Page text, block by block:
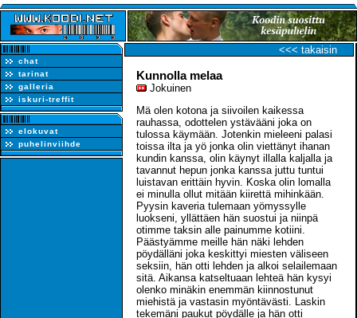
chat
tarinat
galleria
iskuri-treffit
elokuvat
puhelinviihde
<<< takaisin
Kunnolla melaa
Jokuinen
Mä olen kotona ja siivoilen kaikessa
rauhassa, odottelen ystävääni joka on
tulossa käymään. Jotenkin mieleeni palasi
toissa ilta ja yö jonka olin viettänyt ihanan
kundin kanssa, olin käynyt illalla kaljalla ja
tavannut hepun jonka kanssa juttu tuntui
luistavan erittäin hyvin. Koska olin lomalla
ei minulla ollut mitään kiirettä mihinkään.
Pyysin kaveria tulemaan yömyssylle
luokseni, yllättäen hän suostui ja niinpä
otimme taksin alle painumme kotiini.
Päästyämme meille hän näki lehden
pöydälläni joka keskittyi miesten väliseen
seksiin, hän otti lehden ja alkoi selailemaan
sitä. Aikansa katseltuaan lehteä hän kysyi
olenko minäkin enemmän kiinnostunut
miehistä ja vastasin myöntävästi. Laskin
tekemäni paukut pöydälle ja hän otti